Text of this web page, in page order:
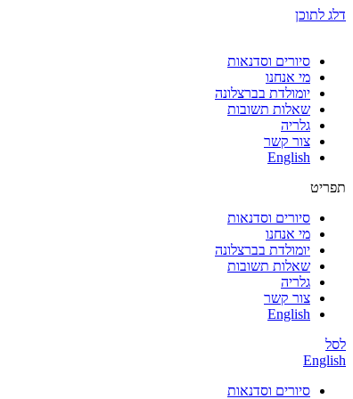
דלג לתוכן
סיורים וסדנאות
מי אנחנו
יומולדת בברצלונה
שאלות תשובות
גלריה
צור קשר
English
תפריט
סיורים וסדנאות
מי אנחנו
יומולדת בברצלונה
שאלות תשובות
גלריה
צור קשר
English
לסל
English
סיורים וסדנאות